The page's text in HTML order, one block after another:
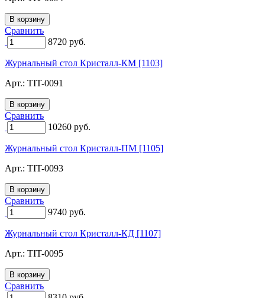
Сравнить
8720 руб.
Журнальный стол Кристалл-КМ [1103]
Арт.: TIT-0091
Сравнить
10260 руб.
Журнальный стол Кристалл-ПМ [1105]
Арт.: TIT-0093
Сравнить
9740 руб.
Журнальный стол Кристалл-КД [1107]
Арт.: TIT-0095
Сравнить